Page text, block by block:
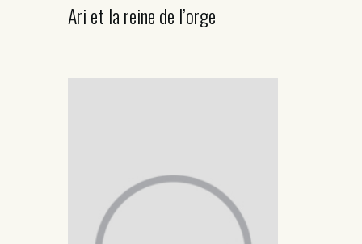
Ari et la reine de l’orge